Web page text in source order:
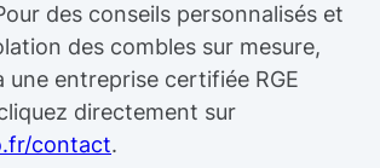
des conseils personnalisés et
des combles sur mesure,
une entreprise certifiée RGE
directement sur
contact.